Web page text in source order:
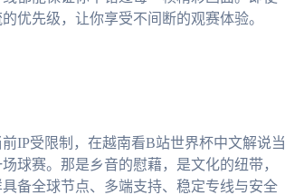
优先级，让你享受不间断的观赛体验。
IP受限制，在越南看B站世界杯中文解说当
球赛。那是乡音的慰藉，是文化的纽带，
备全球节点、多端支持、稳定专线与安全